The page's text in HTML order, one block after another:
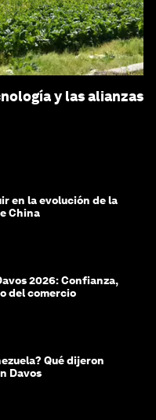
y las alianzas
en la evolución de la
China
2026: Confianza,
del comercio
Qué dijeron
Davos